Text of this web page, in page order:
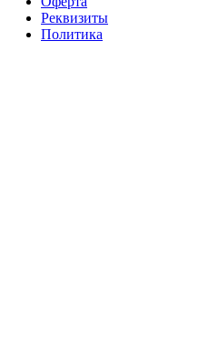
Реквизиты
Политика